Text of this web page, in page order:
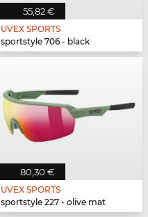
55,82 €
UVEX SPORTS
sportstyle 706 - black
80,30 €
UVEX SPORTS
sportstyle 227 - olive mat